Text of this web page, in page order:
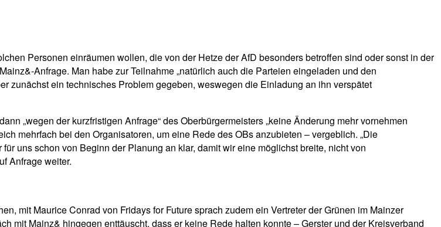
Personen einräumen wollen, die von der Hetze der AfD besonders betroffen sind oder sonst in der
Anfrage. Man habe zur Teilnahme „natürlich auch die Parteien eingeladen und den
zunächst ein technisches Problem gegeben, weswegen die Einladung an ihn verspätet
„wegen der kurzfristigen Anfrage“ des Oberbürgermeisters „keine Änderung mehr vornehmen
mehrfach bei den Organisatoren, um eine Rede des OBs anzubieten – vergeblich. „Die
uns schon von Beginn der Planung an klar, damit wir eine möglichst breite, nicht von
Anfrage weiter.
mit Maurice Conrad von Fridays for Future sprach zudem ein Vertreter der Grünen im Mainzer
mit Mainz& hingegen enttäuscht, dass er keine Rede halten konnte – Gerster und der Kreisverband